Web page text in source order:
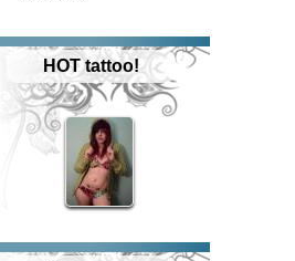
HOT tattoo!